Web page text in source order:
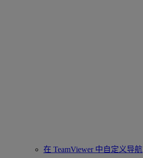
在 TeamViewer 中自定义导航